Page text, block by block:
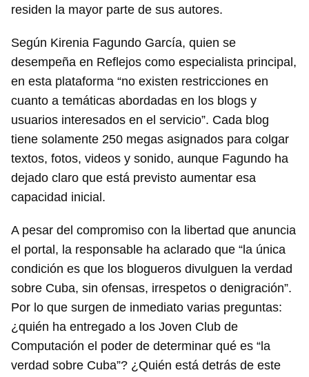
residen la mayor parte de sus autores.
Según Kirenia Fagundo García, quien se
desempeña en Reflejos como especialista principal,
en esta plataforma “no existen restricciones en
cuanto a temáticas abordadas en los blogs y
usuarios interesados en el servicio”. Cada blog
tiene solamente 250 megas asignados para colgar
textos, fotos, videos y sonido, aunque Fagundo ha
dejado claro que está previsto aumentar esa
capacidad inicial.
A pesar del compromiso con la libertad que anuncia
el portal, la responsable ha aclarado que “la única
condición es que los blogueros divulguen la verdad
sobre Cuba, sin ofensas, irrespetos o denigración”.
Por lo que surgen de inmediato varias preguntas:
¿quién ha entregado a los Joven Club de
Computación el poder de determinar qué es “la
verdad sobre Cuba”? ¿Quién está detrás de este